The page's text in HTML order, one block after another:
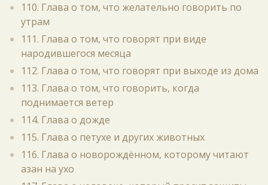
110. Глава о том, что желательно говорить по
утрам
111. Глава о том, что говорят при виде
народившегося месяца
112. Глава о том, что говорят при выходе из дома
113. Глава о том, что говорить, когда
поднимается ветер
114. Глава о дожде
115. Глава о петухе и других животных
116. Глава о новорождённом, которому читают
азан на ухо